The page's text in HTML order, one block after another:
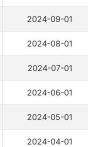
2024-09-01
2024-08-01
2024-07-01
2024-06-01
2024-05-01
2024-04-01